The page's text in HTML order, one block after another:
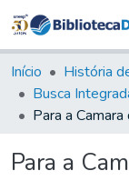
Início História
Busca
Para a
Para a